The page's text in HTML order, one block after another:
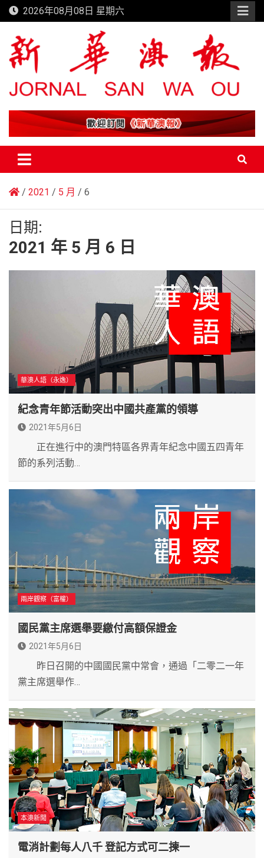
Skip
to
content
2026年08月08日 星期六
新華澳報
2021 5 月 6
日期:
2021 年 5 月 6 日
華澳人語（永逸）
紀念青年節活動突出中國共產黨的領導
2021年5月6日
正在進行中的澳門特區各界青年紀念中國五四青年
節的系列活動…
兩岸觀察（富權）
國民黨主席選舉要繳付高額保證金
2021年5月6日
昨日召開的中國國民黨中常會，通過「二零二一年
黨主席選舉作…
本澳新聞
電消計劃每人八千 登記方式可二揀一